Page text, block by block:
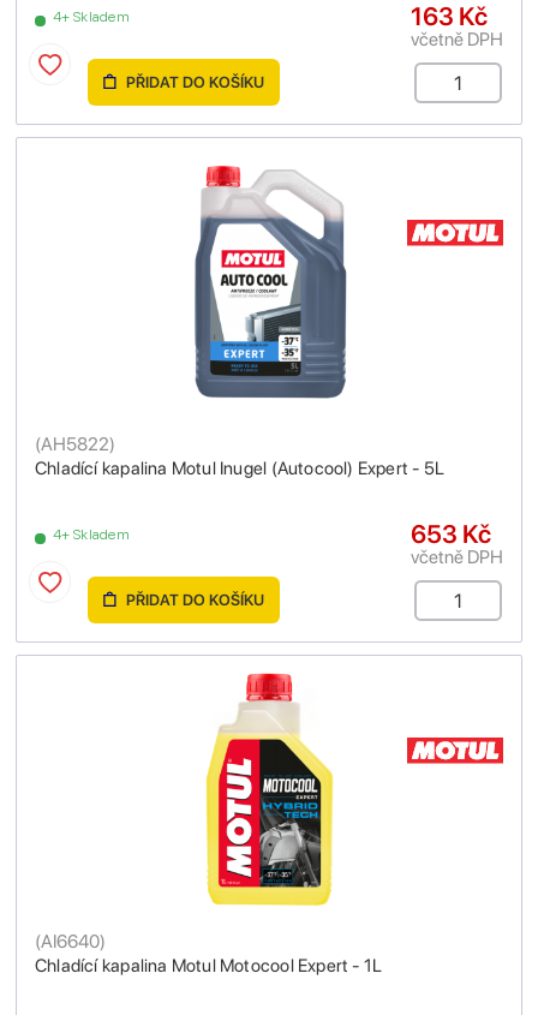
4+ Skladem 163 Kč
včetně DPH
PŘIDAT DO KOŠÍKU
Chladící kapalina Motul Inugel (Autocool) Expert - 5L
(AH5822)
4+ Skladem 653 Kč
včetně DPH
PŘIDAT DO KOŠÍKU
Chladící kapalina Motul Motocool Expert - 1L
(AI6640)